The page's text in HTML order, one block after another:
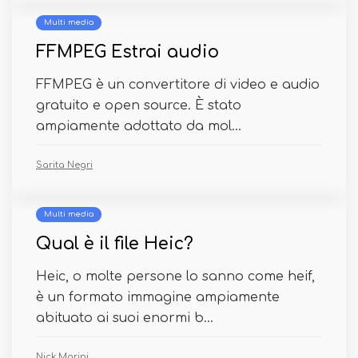
Multi media
FFMPEG Estrai audio
FFMPEG è un convertitore di video e audio
gratuito e open source. È stato
ampiamente adottato da mol...
Sarita Negri
Multi media
Qual è il file Heic?
Heic, o molte persone lo sanno come heif,
è un formato immagine ampiamente
abituato ai suoi enormi b...